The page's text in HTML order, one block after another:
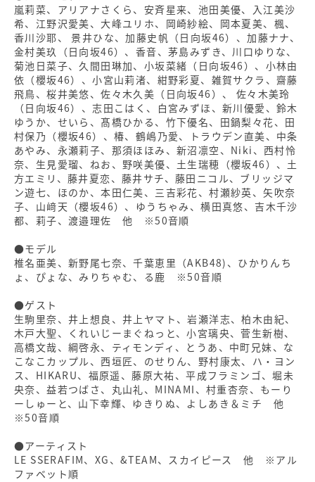
嵐莉菜、アリアナさくら、安斉星来、池田美優、入江美沙
希、江野沢愛美、大峰ユリホ、岡崎紗絵、岡本夏美、楓、
香川沙耶、 景井ひな、加藤史帆（日向坂46）、加藤ナナ、
金村美玖（日向坂46）、香音、茅島みずき、川口ゆりな、
菊池日菜子、久間田琳加、小坂菜緒（日向坂46）、小林由
依（櫻坂46）、小宮山莉渚、紺野彩夏、雑賀サクラ、齋藤
飛鳥、桜井美悠、佐々木久美（日向坂46）、 佐々木美玲
（日向坂46）、志田こはく、白宮みずほ、新川優愛、鈴木
ゆうか、せいら、髙橋ひかる、竹下優名、田鍋梨々花、田
村保乃（櫻坂46）、椿、鶴嶋乃愛、トラウデン直美、中条
あやみ、永瀬莉子、那須ほほみ、新沼凛空、Niki、西村怜
奈、生見愛瑠、ねお、野咲美優、土生瑞穂（櫻坂46）、土
方エミリ、藤井夏恋、藤井サチ、藤田ニコル、ブリッジマ
ン遊七、ほのか、本田仁美、三吉彩花、村瀬紗英、矢吹奈
子、山﨑天（櫻坂46）、ゆうちゃみ、横田真悠、吉木千沙
都、莉子、渡邉理佐 他 ※50音順
●モデル
椎名亜美、新野尾七奈、千葉恵里（AKB48)、ひかりんち
ょ、ぴょな、みりちゃむ、る鹿 ※50音順
●ゲスト
生駒里奈、井上想良、井上ヤマト、岩瀬洋志、柏木由紀、
木戸大聖、くれいじーまぐねっと、小宮璃央、菅生新樹、
高橋文哉、綱啓永、ティモンディ、とうあ、中町兄妹、な
こなこカップル、西垣匠、のせりん、野村康太、ハ・ヨン
ス、HIKARU、福原遥、藤原大祐、平成フラミンゴ、堀未
央奈、益若つばさ、丸山礼、MINAMI、村重杏奈、もーり
ーしゅーと、山下幸輝、ゆきりぬ、よしあき＆ミチ 他
※50音順
●アーティスト
LE SSERAFIM、XG、&TEAM、スカイピース 他 ※アル
ファベット順